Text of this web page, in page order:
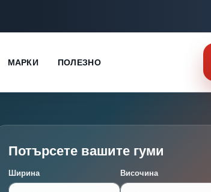
МАРКИ ПОЛЕЗНО
Потърсете вашите гуми
Ширина Височина